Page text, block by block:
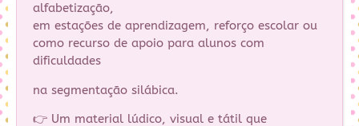
alfabetização,
em estações de aprendizagem, reforço escolar ou
como recurso de apoio para alunos com
dificuldades
na segmentação silábica.
👉 Um material lúdico, visual e tátil que